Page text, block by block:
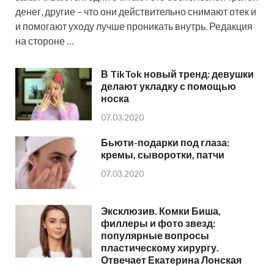
денег, другие – что они действительно снимают отек и
и помогают уходу лучше проникать внутрь. Редакция
на стороне …
В TikTok новый тренд: девушки
делают укладку с помощью
носка
07.03.2020
Бьюти-подарки под глаза:
кремы, сыворотки, патчи
07.03.2020
Эксклюзив. Комки Биша,
филлеры и фото звезд:
популярные вопросы
пластическому хирургу.
Отвечает Екатерина Лонская